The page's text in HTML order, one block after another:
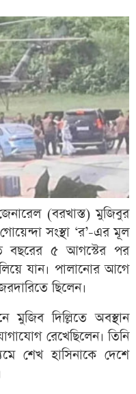
(বরখাস্ত) মুজিবুর
সংস্থা ‘র’-এর মূল
বছরের ৫ আগস্টের পর
যান। পালানোর আগে
ছিলেন।
মুজিব দিল্লিতে অবস্থান
রেখেছিলেন। তিনি
শেখ হাসিনাকে দেশে